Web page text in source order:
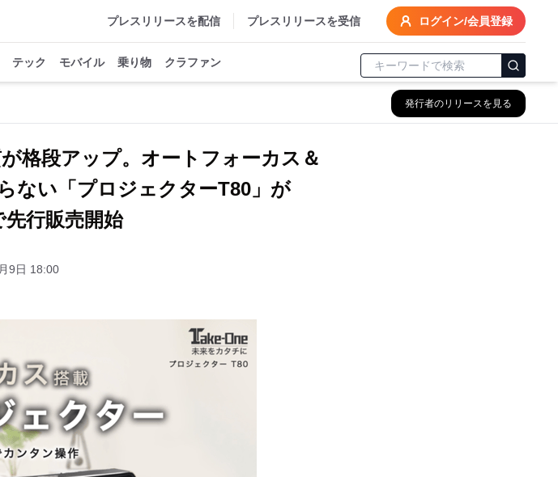
プレスリリースを配信 プレスリリースを受信 ログイン/会員登録
テック モバイル 乗り物 クラファン
発行者のリリースを見る
格段アップ。オートフォーカス＆
ない「プロジェクターT80」が
行販売開始
9日 18:00